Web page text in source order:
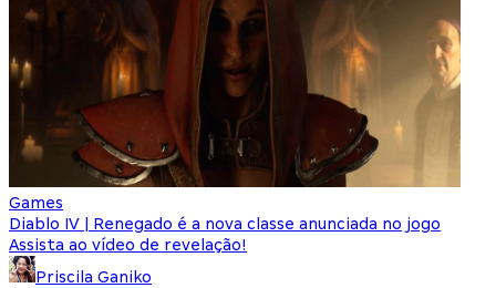
Games
Diablo IV | Renegado é a nova classe anunciada no jogo
Assista ao vídeo de revelação!
Priscila Ganiko